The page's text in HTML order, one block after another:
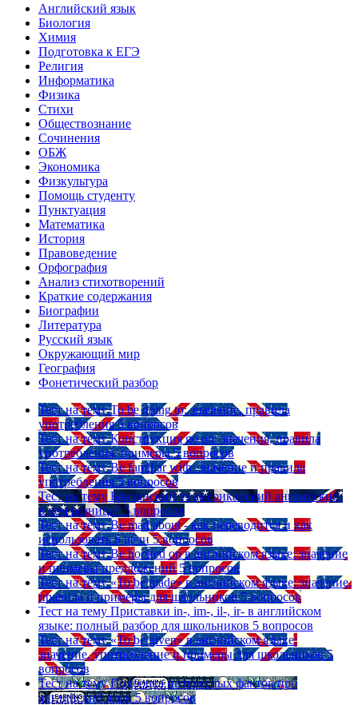
Английский язык
Биология
Химия
Подготовка к ЕГЭ
Религия
Информатика
Физика
Стихи
Обществознание
Сочинения
ОБЖ
Экономика
Физкультура
Помощь студенту
Пунктуация
Математика
История
Правоведение
Орфография
Анализ стихотворений
Краткие содержания
Биографии
Литература
Русский язык
Окружающий мир
География
Фонетический разбор
Тест на тему To be going to: значение, правила
употребления 5 вопросов
Тест на тему Конструкция go on: значения, правила
употребления, примеры 5 вопросов
Тест на тему Be familiar with: значение и правила
употребления 5 вопросов
Тест на тему Британский vs американский английский:
в чем разница? 5 вопросов
Тест на тему Be mad about - как переводится и как
использовать в речи 5 вопросов
Тест на тему Be hooked on в английском языке: значение
и примеры предложений 5 вопросов
Тест на тему «To be made» в английском языке: значение,
правила и примеры для школьников 5 вопросов
Тест на тему Приставки in-, im-, il-, ir- в английском
языке: полный разбор для школьников 5 вопросов
Тест на тему «To be given» в английском языке:
значение, употребление и примеры для школьников 5
вопросов
Тест на тему Подборка интересных фактов про
английский язык 5 вопросов